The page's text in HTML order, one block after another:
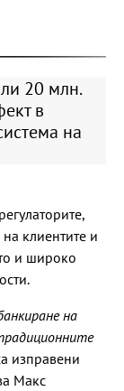
20 млн.
в
на
клиентите и
и широко
на
изправени
Макс